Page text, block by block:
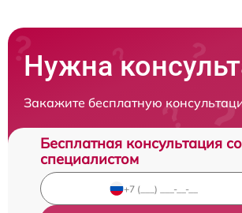
Нужна
Закажите бесплатную
Бесплатная консультация со
специалистом